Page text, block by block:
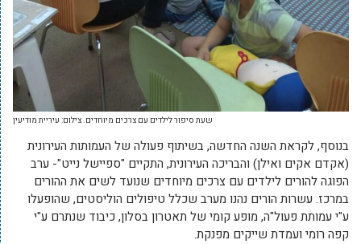
שעת סיפור לילדים עם צרכים מיוחדים. צילום: עיריית מודיעין
בנוסף, לקראת השנה החדשה, בשיתוף פעולה של העמותות העירונית
(אקדם אקים ואילן) והבריכה העירונית, התקיים "ספיישל נייט"- ערב
הפוגה להורים לילדים עם צרכים מיוחדים שנועד לשים את ההורים
במרכז. עשרות הורים נהנו מערב שכלל טיפולים הוליסטים, שהופעלו
ע"י עמותת פעול"ה, מופע קומי של תאטרון בסלון, כיבוד שנתרם ע"י
קפה רומי ועמדת שייקים מפנקת.